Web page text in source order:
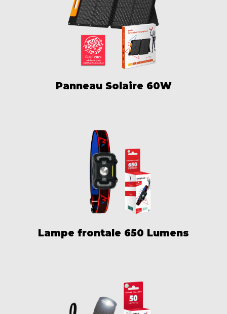
Panneau Solaire 60W
Lampe frontale 650 Lumens